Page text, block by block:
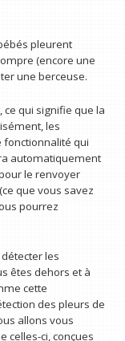
pleurent
(encore une
une berceuse.
qui signifie que la
les
fonctionnalité qui
automatiquement
le renvoyer
que vous savez
pourrez
les
êtes dehors et à
cette
des pleurs de
allons vous
celles-ci, conçues